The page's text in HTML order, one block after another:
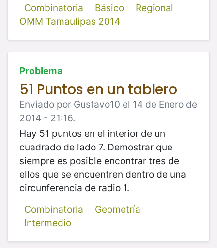
Combinatoria
Básico
Regional
OMM Tamaulipas 2014
Problema
51 Puntos en un tablero
Enviado por Gustavo10 el 14 de Enero de
2014 - 21:16.
Hay 51 puntos en el interior de un
cuadrado de lado 7. Demostrar que
siempre es posible encontrar tres de
ellos que se encuentren dentro de una
circunferencia de radio 1.
Combinatoria
Geometría
Intermedio